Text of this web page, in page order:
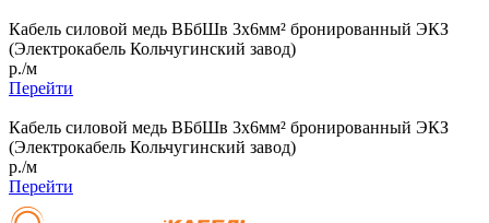
Кабель силовой медь ВБбШв 3x6мм² бронированный ЭКЗ
(Электрокабель Кольчугинский завод)
р./м
Перейти
Кабель силовой медь ВБбШв 3x6мм² бронированный ЭКЗ
(Электрокабель Кольчугинский завод)
р./м
Перейти